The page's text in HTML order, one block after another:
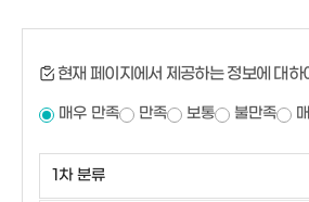
현재 페이지에서 제공하는 정보에 대
매우 만족 만족 보통 불만족